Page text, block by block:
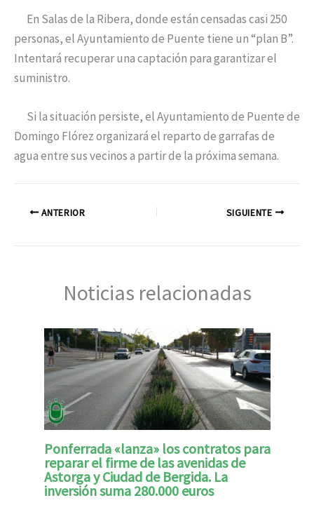
En Salas de la Ribera, donde están censadas casi 250
personas, el Ayuntamiento de Puente tiene un “plan B”.
Intentará recuperar una captación para garantizar el
suministro.
Si la situación persiste, el Ayuntamiento de Puente de
Domingo Flórez organizará el reparto de garrafas de
agua entre sus vecinos a partir de la próxima semana.
ANTERIOR SIGUIENTE
Noticias relacionadas
Ponferrada «lanza» los contratos para
reparar el firme de las avenidas de
Astorga y Ciudad de Bergida. La
inversión suma 280.000 euros